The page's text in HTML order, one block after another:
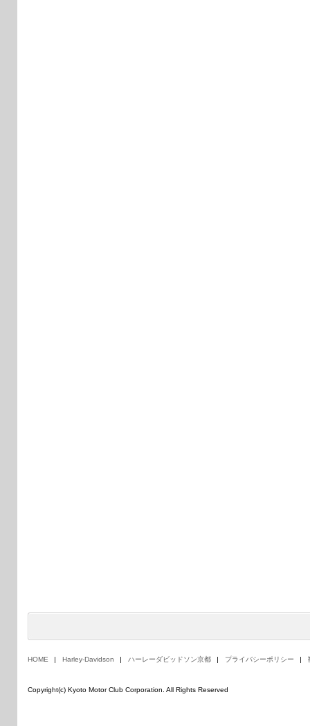
HOME Harley-Davidson ハーレーダビッドソン京都 プライバシーポリシー
Copyright(c) Kyoto Motor Club Corporation. All Rights Reserved